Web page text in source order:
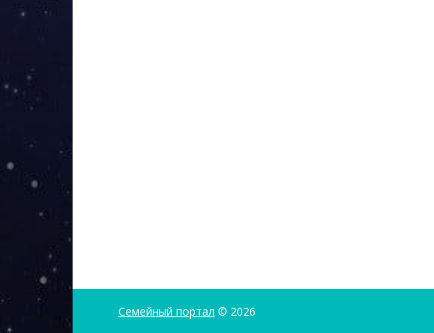
Семейный портал © 2026